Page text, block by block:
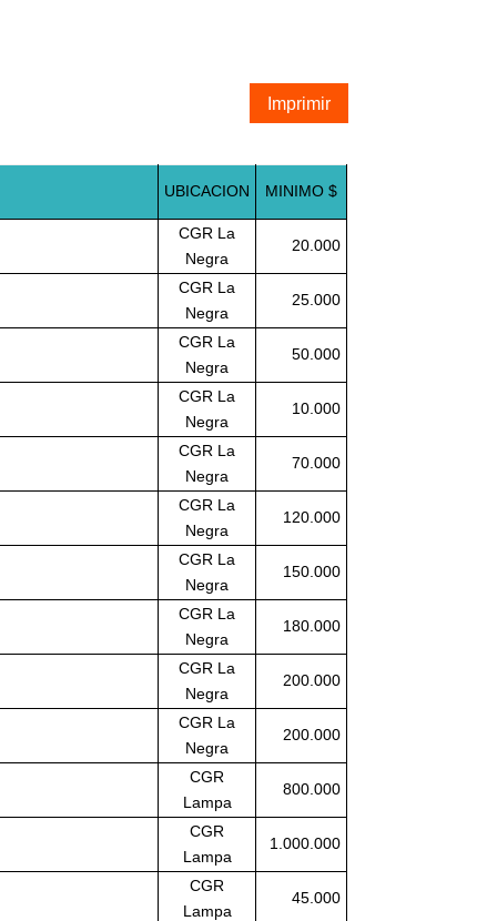
Imprimir
UBICACION MINIMO $
CGR La
Negra
20.000
CGR La
Negra
25.000
CGR La
Negra
50.000
CGR La
Negra
10.000
CGR La
Negra
70.000
CGR La
Negra
120.000
CGR La
Negra
150.000
CGR La
Negra
180.000
CGR La
Negra
200.000
CGR La
Negra
200.000
CGR
Lampa
800.000
CGR
Lampa
1.000.000
CGR
Lampa
45.000